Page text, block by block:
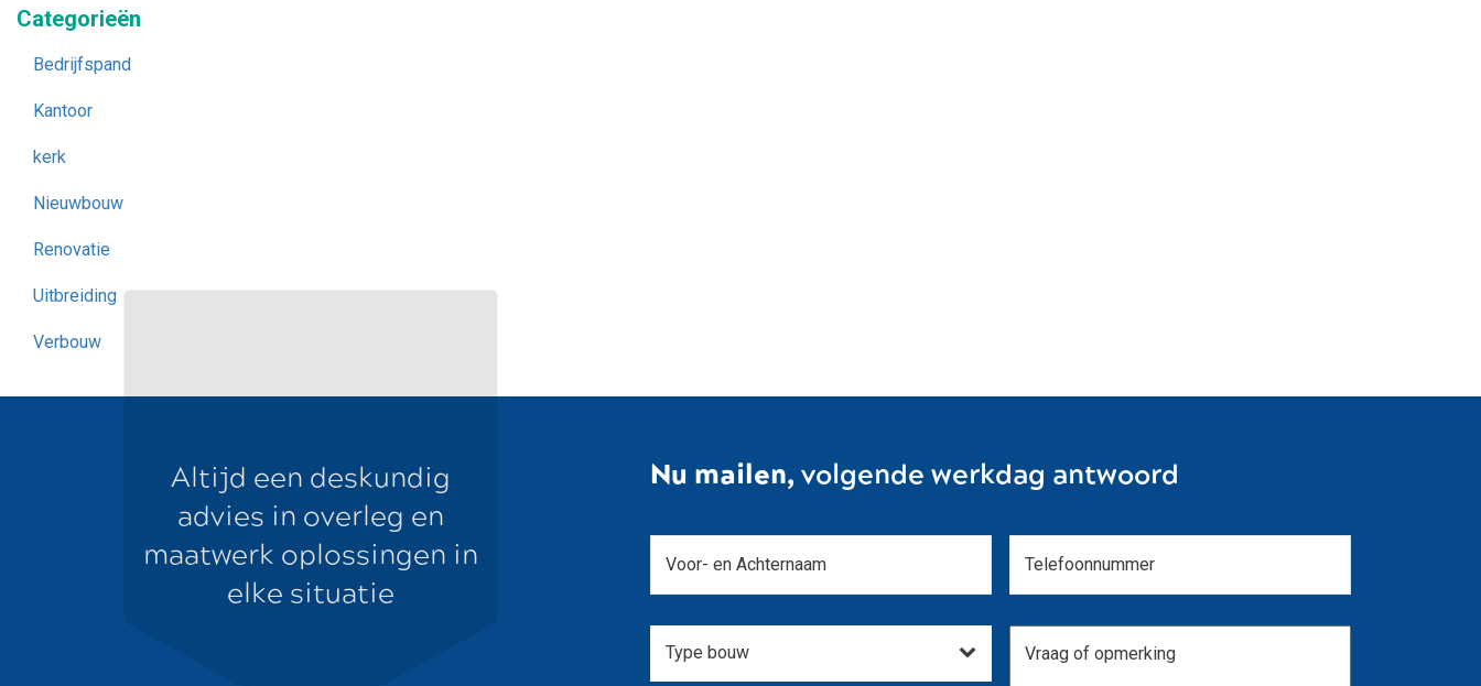
Categorieën
Bedrijfspand
Kantoor
kerk
Nieuwbouw
Renovatie
Uitbreiding
Verbouw
Altijd een deskundig
advies in overleg en
maatwerk oplossingen in
elke situatie
Nu mailen, volgende werkdag antwoord